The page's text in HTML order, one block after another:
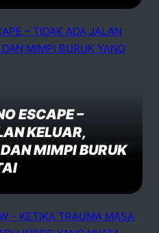
ESCAPE –
KELUAR,
MIMPI BURUK